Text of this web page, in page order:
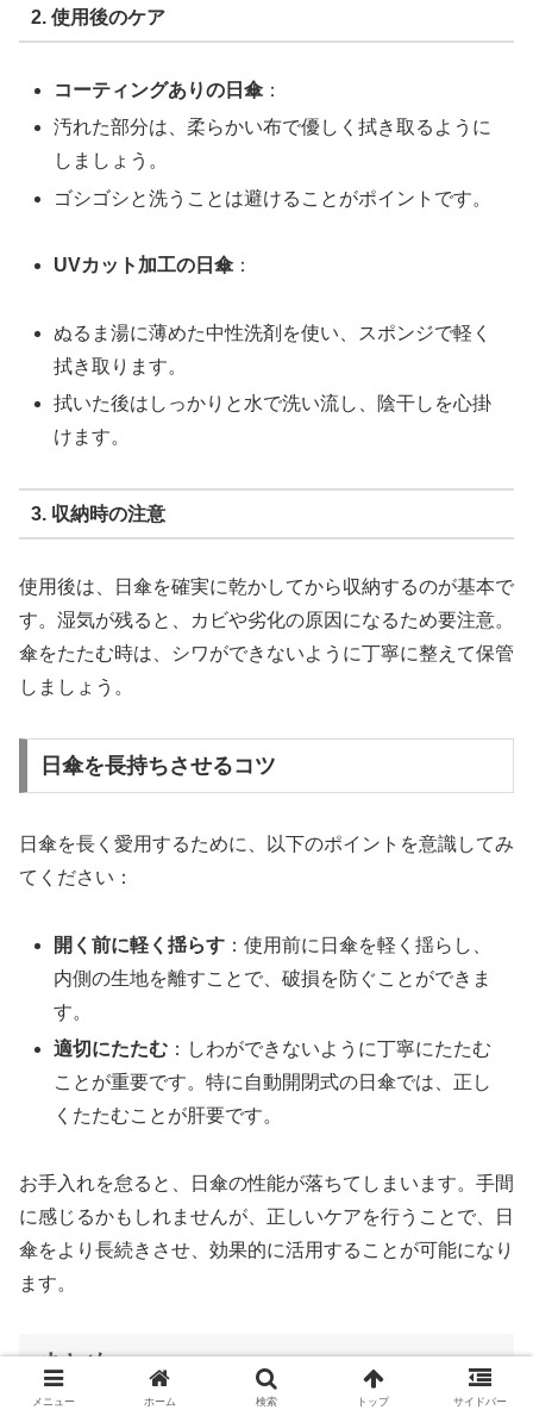
2. 使用後のケア
コーティングありの日傘：
汚れた部分は、柔らかい布で優しく拭き取るように
しましょう。
ゴシゴシと洗うことは避けることがポイントです。
UVカット加工の日傘：
ぬるま湯に薄めた中性洗剤を使い、スポンジで軽く
拭き取ります。
拭いた後はしっかりと水で洗い流し、陰干しを心掛
けます。
3. 収納時の注意
使用後は、日傘を確実に乾かしてから収納するのが基本で
す。湿気が残ると、カビや劣化の原因になるため要注意。
傘をたたむ時は、シワができないように丁寧に整えて保管
しましょう。
日傘を長持ちさせるコツ
日傘を長く愛用するために、以下のポイントを意識してみ
てください：
開く前に軽く揺らす ：使用前に日傘を軽く揺らし、
内側の生地を離すことで、破損を防ぐことができま
す。
適切にたたむ ：しわができないように丁寧にたたむ
ことが重要です。特に自動開閉式の日傘では、正し
くたたむことが肝要です。
お手入れを怠ると、日傘の性能が落ちてしまいます。手間
に感じるかもしれませんが、正しいケアを行うことで、日
傘をより長続きさせ、効果的に活用することが可能になり
ます。
まとめ
メニュー ホーム 検索 トップ サイドバー